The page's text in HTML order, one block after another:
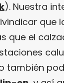
). Nuestra
que
que el
también